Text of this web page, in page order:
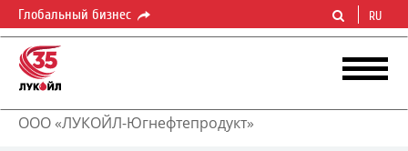
Глобальный бизнес RU
ООО «ЛУКОЙЛ-Югнефтепродукт»